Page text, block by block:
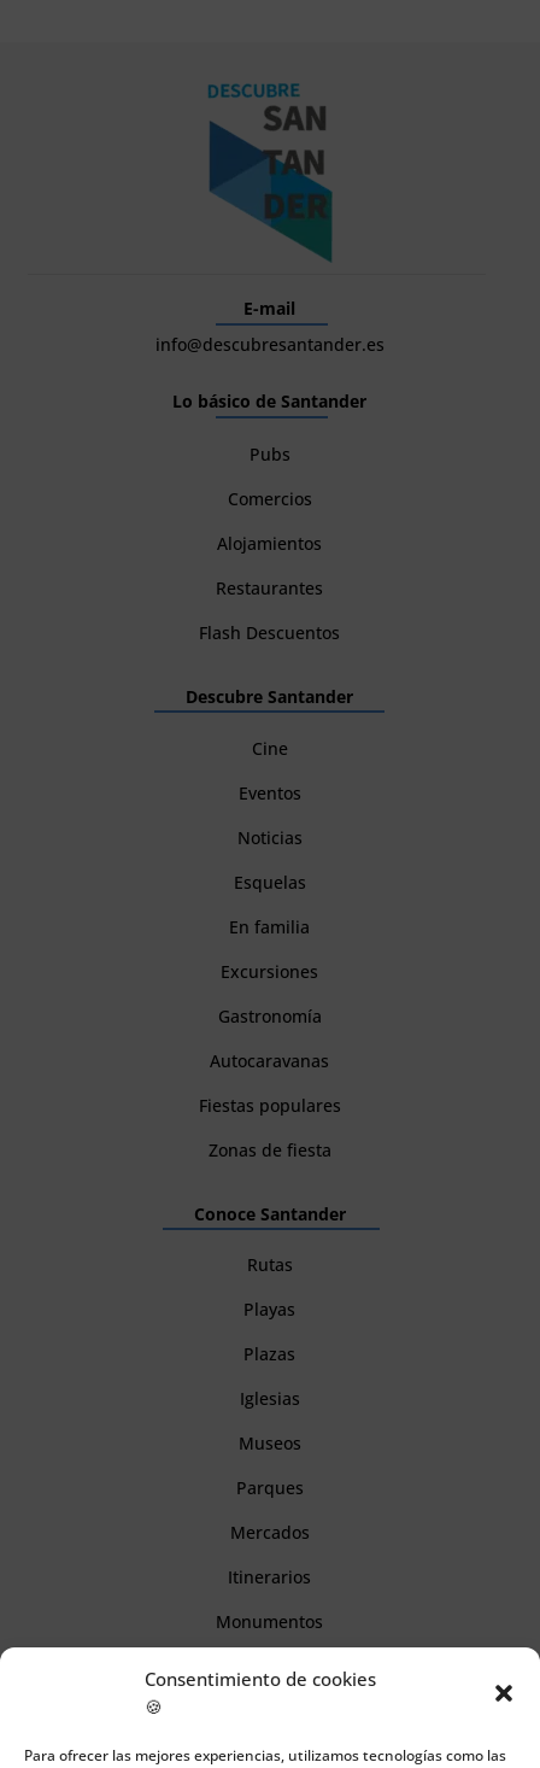
Consentimiento de cookies
🍪
Para ofrecer las mejores experiencias, utilizamos tecnologías como las
E-mail
info@descubresantander.es
Lo básico de Santander
Pubs
Comercios
Alojamientos
Restaurantes
Flash Descuentos
Descubre Santander
Cine
Eventos
Noticias
Esquelas
En familia
Excursiones
Gastronomía
Autocaravanas
Fiestas populares
Zonas de fiesta
Conoce Santander
Rutas
Playas
Plazas
Iglesias
Museos
Parques
Mercados
Itinerarios
Monumentos